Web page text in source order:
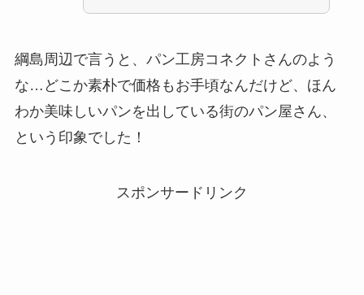
綱島周辺で言うと、パン工房コネクトさんのよう
な…どこか素朴で価格もお手頃なんだけど、ほん
わか美味しいパンを出している街のパン屋さん、
という印象でした！
スポンサードリンク